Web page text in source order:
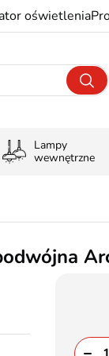
oświetlenia
Lampy
wewnętrzne